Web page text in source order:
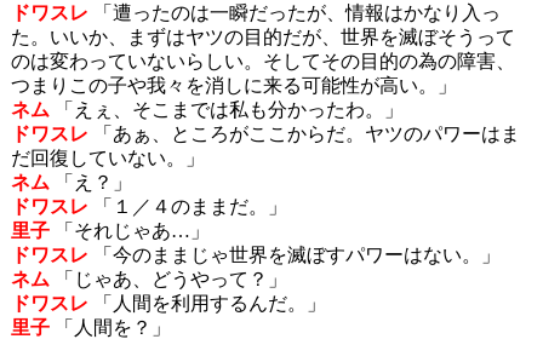
ドワスレ 「遭ったのは一瞬だったが、情報はかなり入っ
た。いいか、まずはヤツの目的だが、世界を滅ぼそうって
のは変わっていないらしい。そしてその目的の為の障害、
つまりこの子や我々を消しに来る可能性が高い。」
ネム 「えぇ、そこまでは私も分かったわ。」
ドワスレ 「あぁ、ところがここからだ。ヤツのパワーはま
だ回復していない。」
ネム 「え？」
ドワスレ 「１／４のままだ。」
里子「それじゃあ…」
ドワスレ 「今のままじゃ世界を滅ぼすパワーはない。」
ネム 「じゃあ、どうやって？」
ドワスレ 「人間を利用するんだ。」
里子「人間を？」